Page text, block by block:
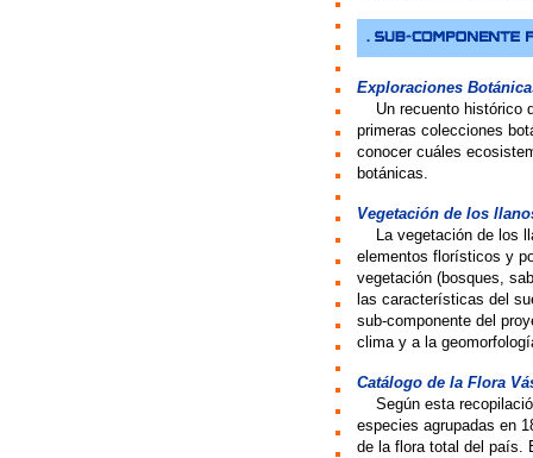
Exploraciones
Un recuento histórico
primeras colecciones
conocer cuáles
botánicas.
Vegetación de los
La vegetación de los
elementos florísticos y
vegetación (bosques,
las características del
sub-componente del
clima y a la
Catálogo de la Flora
Según esta
especies agrupadas en
de la flora total del país.